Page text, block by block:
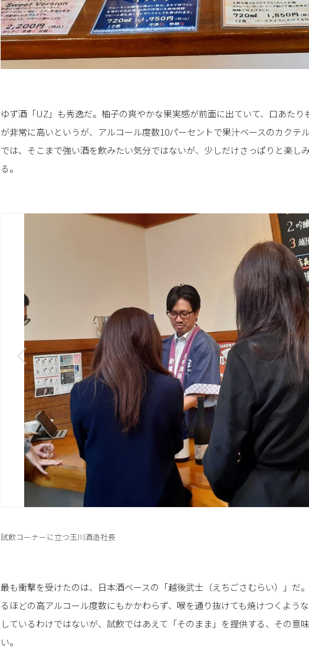
ゆず酒「UZ」も秀逸だ。柚子の爽やかな果実感が前面に出ていて、口あた
が非常に高いというが、アルコール度数10パーセントで果汁ベースのカクテ
では、そこまで強い酒を飲みたい気分ではないが、少しだけさっぱりと楽し
る。
試飲コーナーに立つ玉川酒造社長
最も衝撃を受けたのは、日本酒ベースの「越後武士（えちごさむらい）」だ
るほどの高アルコール度数にもかかわらず、喉を通り抜けても焼けつくよう
しているわけではないが、試飲ではあえて「そのまま」を提供する、その意
い。